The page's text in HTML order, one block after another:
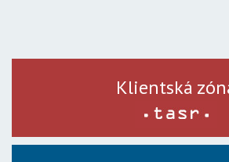
Klientská